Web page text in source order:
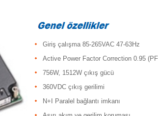
Giriş çalışma 85-265VAC 47-63Hz
Active Power Factor Correction 0.95
756W, 1512W çıkış gücü
360VDC çıkış gerilimi
N+I Paralel bağlantı imkanı